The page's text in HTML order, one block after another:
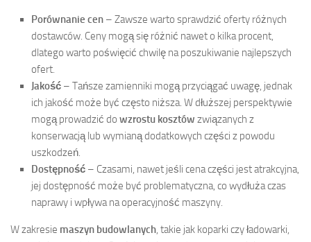
Porównanie cen – Zawsze warto sprawdzić oferty różnych
dostawców. Ceny mogą się różnić nawet o kilka procent,
dlatego warto poświęcić chwilę na poszukiwanie najlepszych
ofert.
Jakość – Tańsze zamienniki mogą przyciągać uwagę, jednak
ich jakość może być często niższa. W dłuższej perspektywie
mogą prowadzić do wzrostu kosztów związanych z
konserwacją lub wymianą dodatkowych części z powodu
uszkodzeń.
Dostępność – Czasami, nawet jeśli cena części jest atrakcyjna,
jej dostępność może być problematyczna, co wydłuża czas
naprawy i wpływa na operacyjność maszyny.
W zakresie maszyn budowlanych, takie jak koparki czy ładowarki,